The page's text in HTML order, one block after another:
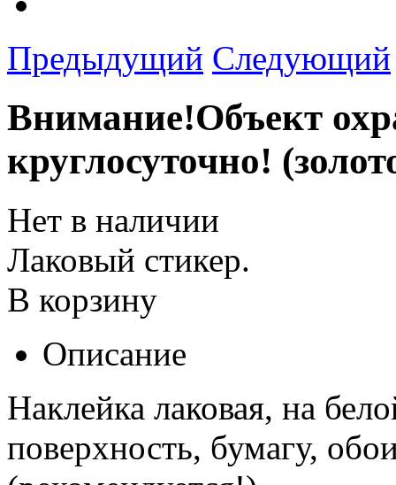
Предыдущий Следующий
Внимание!Объект
круглосуточно!
Нет в наличии
Лаковый стикер.
В корзину
Описание
Наклейка лаковая, на
поверхность, бумагу,